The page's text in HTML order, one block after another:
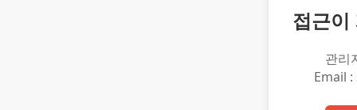
접근이
관리
Email